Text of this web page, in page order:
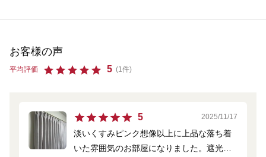
お客様の声
平均評価 5 (1件)
5 2025/11/17
淡いくすみピンク想像以上に上品な落ち着
いた雰囲気のお部屋になりました。遮光も